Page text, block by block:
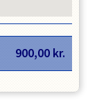
900,00 kr.